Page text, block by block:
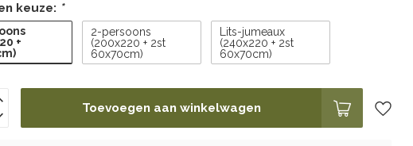
keuze: *
+
2-persoons
(200x220 + 2st
60x70cm)
Lits-jumeaux
(240x220 + 2st
60x70cm)
Toevoegen aan winkelwagen